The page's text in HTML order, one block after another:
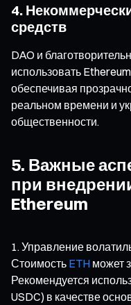
4.
средств
DAO и
использовать
обеспечивая
реальном времени и
общественности.
5. Важные
при
Ethereum
Управление
Стоимость ETH может
Рекомендуется
USDC) в качестве